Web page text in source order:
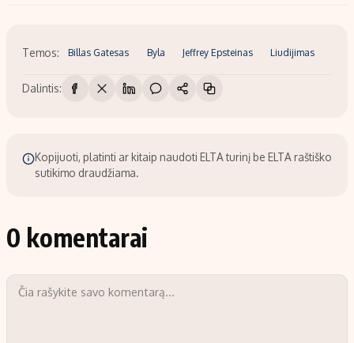
Temos: Billas Gatesas Byla Jeffrey Epsteinas Liudijimas
Dalintis:
Kopijuoti, platinti ar kitaip naudoti ELTA turinį be ELTA raštiško
sutikimo draudžiama.
0 komentarai